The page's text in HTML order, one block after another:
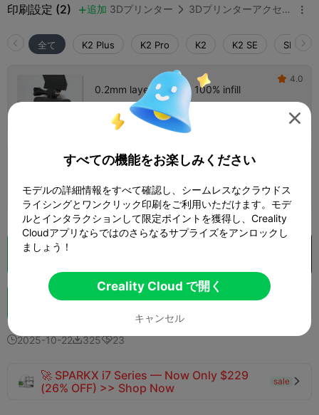
印刷設定 (2) 追加 3Dプリンター  3Dプリンターアクセサリー 
全て K2 Plus K2 Pro K2 K2 SE
0.2mm layer, 2 walls, 100% infill
 19m 45s 
 4.0
0.2mm layer, 2 walls, 15% infill
 26m 52s 1 プレート  7.04g
クラウドスライス
ブースト 155 160  8
2025-10-2232523
🚀 SPARKX i7 Series — Now Only $229
(26% OFF) >> Shop Now
sale 

すべての機能をお楽しみください
モデルの詳細情報をすべて確認し、シームレスなクラウドス
ライシングとワンクリック印刷をご利用いただけます。モデ
ルとインタラクションして限定ポイントを獲得し、Creality
Cloudアプリならではのさらなるサプライズをアンロックし
ましょう！
Creality Cloud で開く
キャンセル